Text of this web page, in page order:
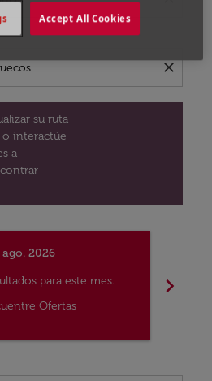
close
su ruta
interactúe
a
ago. 2026
para este mes.
Ofertas
chevron_right
Accept All Cookies